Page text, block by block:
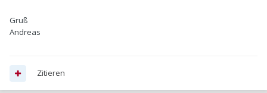
Gruß
Andreas
Zitieren